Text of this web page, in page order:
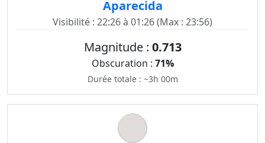
Aparecida
Visibilité : 22:26 à 01:26 (Max : 23:56)
Magnitude : 0.713
Obscuration : 71%
Durée totale : ~3h 00m